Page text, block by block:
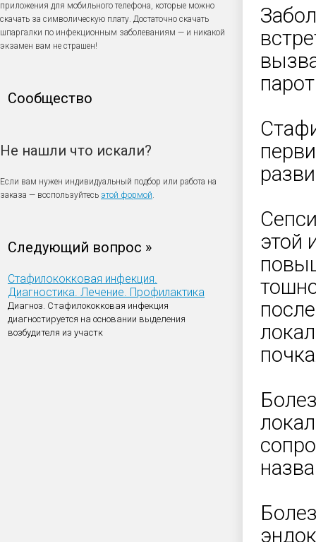
приложения для мобильного телефона, которые можно
скачать за символическую плату. Достаточно скачать
шпаргалки по инфекционным заболеваниям — и никакой
экзамен вам не страшен!
Сообщество
Не нашли что искали?
Если вам нужен индивидуальный подбор или работа на
заказа — воспользуйтесь этой формой.
Следующий вопрос »
Стафилококковая инфекция.
Диагностика. Лечение. Профилактика
Диагноз. Стафилококковая инфекция
диагностируется на основании выделения
возбудителя из участк
этой